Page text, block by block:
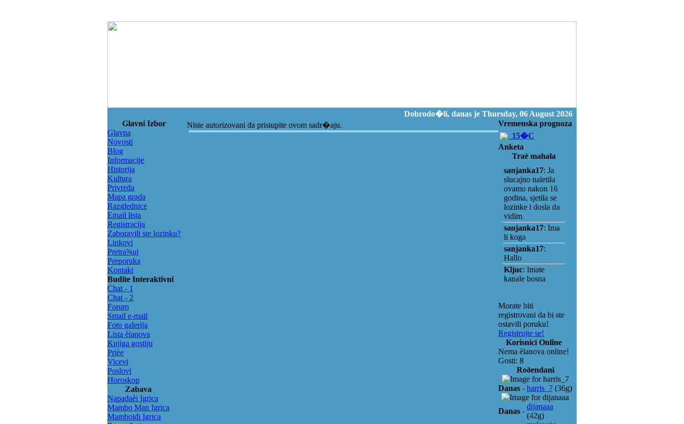
Dobrodo�li, danas je Thursday, 06 August 2026
Glavni Izbor
Glavna
Novosti
Blog
Informacije
Historija
Kultura
Privreda
Mapa grada
Razglednice
Email lista
Registracija
Zaboravili ste lozinku?
Linkovi
Pretra¾uj
Preporuka
Kontakt
Budite Interaktivni
Chat - 1
Chat - 2
Forum
Smail e-mail
Foto galerija
Lista èlanova
Knjiga gostiju
Prièe
Vicevi
Poslovi
Horoskop
Zabava
Napadaèi Igrica
Mambo Man Igrica
Mamboidi Igrica
Niste autorizovani da pristupite ovom sadr�aju.
Vremenska prognoza
15�C
Anketa
Traè mahala
Morate biti
registrovani da bi ste
ostavili poruku!
Registrujte se!
Korisnici Online
Nema èlanova online!
Gosti: 8
Roðendani
Danas - harris_7 (36g)
Danas -
dijanaaa
(42g)